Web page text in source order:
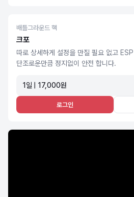
배틀그라운드 핵
크포
따로 상세하게 설정을 만질 필요 없고
단조로운만큼 정지없이 안전 합니다.
1일 | 17,000원
로그인